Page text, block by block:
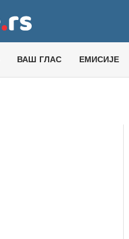
ВАШ ГЛАС ЕМИСИЈЕ